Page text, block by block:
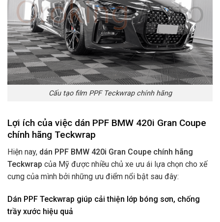
Cấu tạo film PPF Teckwrap chính hãng
Lợi ích của việc dán PPF BMW 420i Gran Coupe
chính hãng Teckwrap
Hiện nay, dán PPF BMW 420i Gran Coupe chính hãng
Teckwrap của Mỹ được nhiều chủ xe ưu ái lựa chọn cho xế
cưng của mình bởi những ưu điểm nổi bật sau đây:
Dán PPF Teckwrap giúp cải thiện lớp bóng sơn, chống
trầy xước hiệu quả